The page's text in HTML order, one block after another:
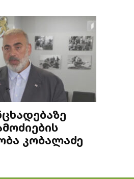
კობალაძე